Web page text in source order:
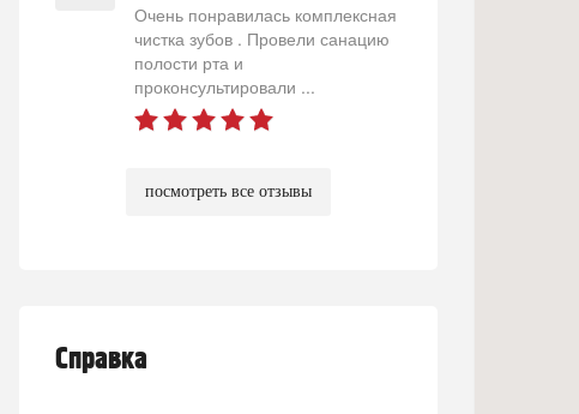
Очень понравилась комплексная
чистка зубов . Провели санацию
полости рта и
проконсультировали ...
посмотреть все отзывы
Справка